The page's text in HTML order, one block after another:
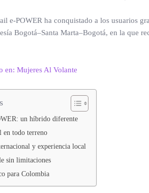
e-POWER ha conquistado a los usuarios
Bogotá–Santa Marta–Bogotá, en la que
en: Mujeres Al Volante
un híbrido diferente
en todo terreno
y experiencia local
sin limitaciones
para Colombia